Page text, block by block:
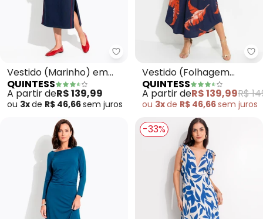
Quintess - Vestido (Marinho)
Vestido (Marinho) em
Moletom
QUINTESS
A partir deR$ 139,99
ou 3xde R$ 46,66sem juros
Vestido (Folhagem
Marinho) em Malha de
Viscose
QUINTESS
A partir deR$ 139,99R$
ou 3xde R$ 46,66sem juros
-33%